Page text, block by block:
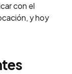
con el
y hoy